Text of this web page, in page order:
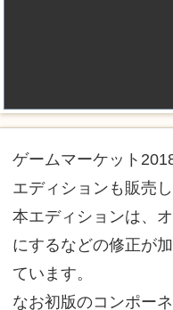
ゲームマーケット
エディションも販売し
本エディションは、
にするなどの修正が
ています。
なお初版のコンポー